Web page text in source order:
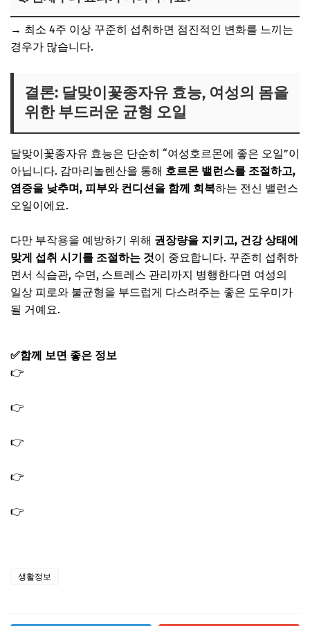
→ 최소 4주 이상 꾸준히 섭취하면 점진적인 변화를 느끼는
경우가 많습니다.
결론: 달맞이꽃종자유 효능, 여성의 몸을
위한 부드러운 균형 오일
달맞이꽃종자유 효능은 단순히 “여성호르몬에 좋은 오일”이
아닙니다. 감마리놀렌산을 통해 호르몬 밸런스를 조절하고,
염증을 낮추며, 피부와 컨디션을 함께 회복하는 전신 밸런스
오일이에요.
다만 부작용을 예방하기 위해 권장량을 지키고, 건강 상태에
맞게 섭취 시기를 조절하는 것이 중요합니다. 꾸준히 섭취하
면서 식습관, 수면, 스트레스 관리까지 병행한다면 여성의
일상 피로와 불균형을 부드럽게 다스려주는 좋은 도우미가
될 거예요.
✅함께 보면 좋은 정보
👉
👉
👉
👉
👉
생활정보